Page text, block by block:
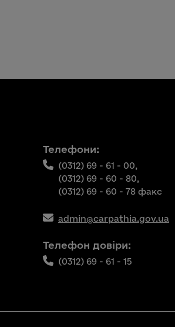
Телефони:
(0312) 69 - 61 - 00,
(0312) 69 - 60 - 80,
(0312) 69 - 60 - 78 факс
admin@carpathia.gov.ua
Телефон довіри:
(0312) 69 - 61 - 15